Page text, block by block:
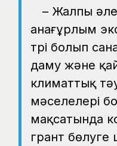
– Жалпы
анағұрлым
түрі болып
даму және
климаттық
мәселелері
мақсатында
грант